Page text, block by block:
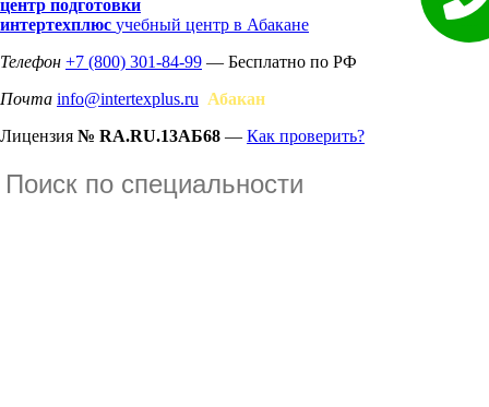
центр подготовки
интертехплюс учебный центр в Абакане
Телефон +7 (800) 301-84-99 — Бесплатно по РФ
Почта info@intertexplus.ru Абакан
Лицензия № RA.RU.13АБ68 — Как проверить?